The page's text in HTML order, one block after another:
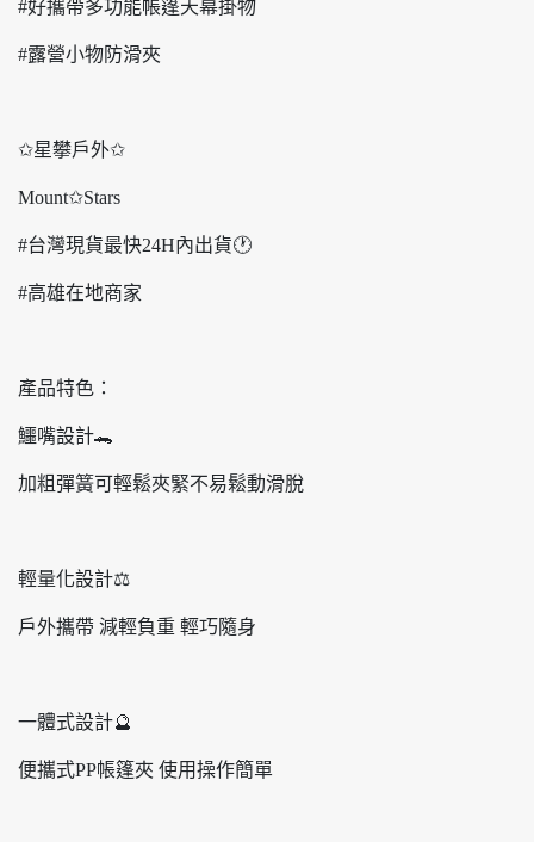
#好攜帶多功能帳篷天幕掛物
#露營小物防滑夾
✩星攀戶外✩
Mount✩Stars
#台灣現貨最快24H內出貨🕐
#高雄在地商家
產品特色：
鱷嘴設計🐊
加粗彈簧可輕鬆夾緊不易鬆動滑脫
輕量化設計⚖️
戶外攜帶 減輕負重 輕巧隨身
一體式設計🔮
便攜式PP帳篷夾 使用操作簡單